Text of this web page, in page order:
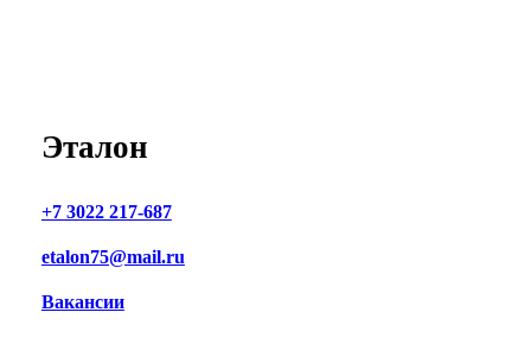
Эталон
+7 3022 217-687
etalon75@mail.ru
Вакансии